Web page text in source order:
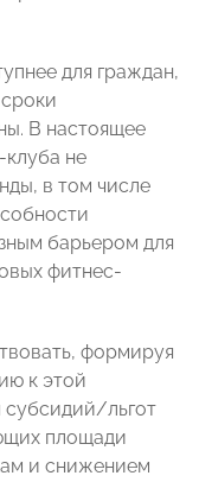
для граждан,
В настоящее
не
в том числе
барьером для
фитнес-
формируя
к этой
субсидий/льгот
площади
и снижением